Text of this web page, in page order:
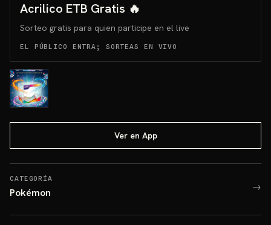
Acrilico ETB Gratis 🔥
Sorteo gratis para quien participe en el live
EL PÚBLICO ENTRA; SORTEAS EN VIVO
Ver en App
CATEGORÍA
Pokémon →